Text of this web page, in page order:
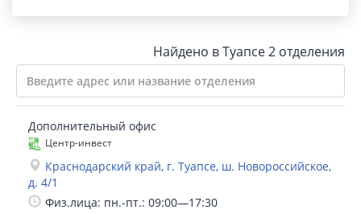
Найдено в Туапсе2 отделения
Дополнительный офис
Центр-инвест
Краснодарский край, г. Туапсе, ш. Новороссийское,
д. 4/1
Физ.лица: пн.-пт.: 09:00—17:30